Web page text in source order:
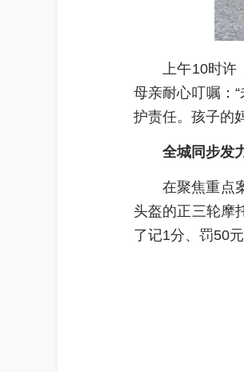
上午10时
母亲耐心叮嘱：
护责任。孩子的
全城同步发
在聚焦重点
头盔的正三轮摩
了记1分、罚50元